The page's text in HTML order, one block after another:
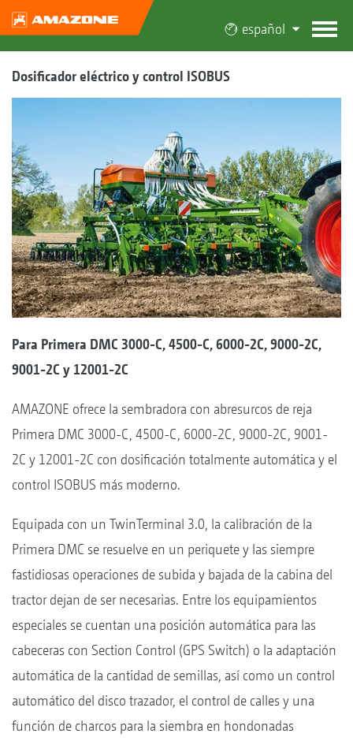
español
Dosificador eléctrico y control ISOBUS
Para Primera DMC 3000-C, 4500-C, 6000-2C, 9000-2C,
9001-2C y 12001-2C
AMAZONE ofrece la sembradora con abresurcos de reja
Primera DMC 3000-C, 4500-C, 6000-2C, 9000-2C, 9001-
2C y 12001-2C con dosificación totalmente automática y el
control ISOBUS más moderno.
Equipada con un TwinTerminal 3.0, la calibración de la
Primera DMC se resuelve en un periquete y las siempre
fastidiosas operaciones de subida y bajada de la cabina del
tractor dejan de ser necesarias. Entre los equipamientos
especiales se cuentan una posición automática para las
cabeceras con Section Control (GPS Switch) o la adaptación
automática de la cantidad de semillas, así como un control
automático del disco trazador, el control de calles y una
función de charcos para la siembra en hondonadas